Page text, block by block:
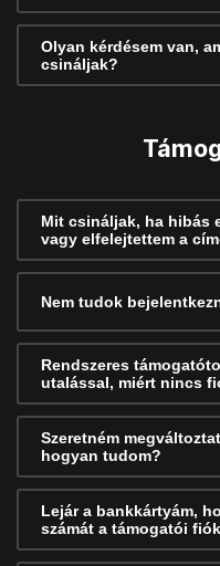
Olyan kérdésem van,
csináljak?
Mit csináljak, ha hibás
vagy elfelejtettem a
Nem tudok
Rendszeres
utalással, miért nincs
Szeretném
hogyan tudom?
Lejár a bankkártyám,
számát a támogatói